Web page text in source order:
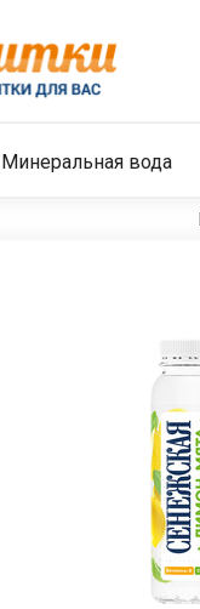
Минеральная вода